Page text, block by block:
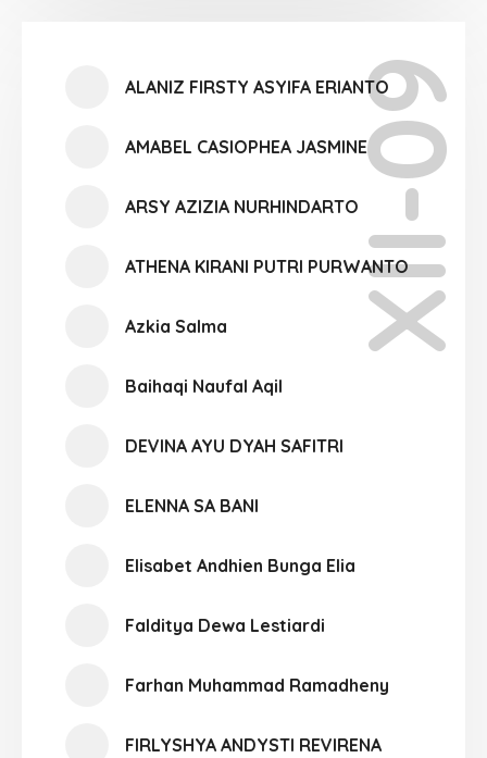
XII-09
ALANIZ FIRSTY ASYIFA ERIANTO
AMABEL CASIOPHEA JASMINE
ARSY AZIZIA NURHINDARTO
ATHENA KIRANI PUTRI PURWANTO
Azkia Salma
Baihaqi Naufal Aqil
DEVINA AYU DYAH SAFITRI
ELENNA SA BANI
Elisabet Andhien Bunga Elia
Falditya Dewa Lestiardi
Farhan Muhammad Ramadheny
FIRLYSHYA ANDYSTI REVIRENA